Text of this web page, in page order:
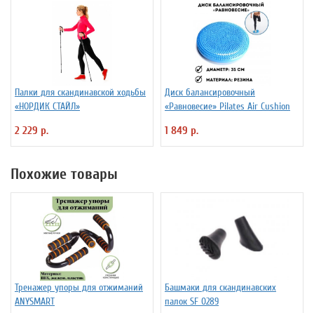
Палки для скандинавской ходьбы
«НОРДИК СТАЙЛ»
2 229 р.
Диск балансировочный
«Равновесие» Pilates Air Cushion
1 849 р.
Похожие товары
Тренажер упоры для отжиманий
ANYSMART
Башмаки для скандинавских
палок SF 0289